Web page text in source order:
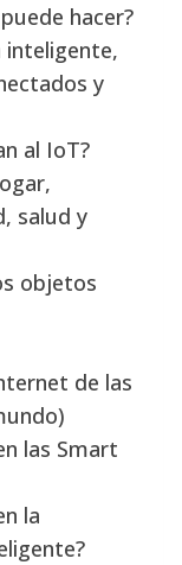
hacer?
inteligente,
y
al IoT?
salud y
objetos
de las
las Smart
la